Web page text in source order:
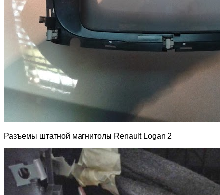
Разъемы штатной магнитолы Renault Logan 2